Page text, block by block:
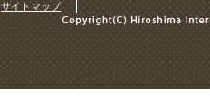
サイトマップ